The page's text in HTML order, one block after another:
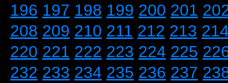
196 197 198 199 200 201
208 209 210 211 212 213
220 221 222 223 224 225
232 233 234 235 236 237